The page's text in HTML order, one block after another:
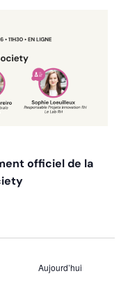
officiel de la
Aujourd’hui